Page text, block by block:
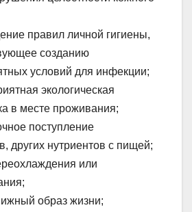
правил личной гигиены,
созданию
условий для инфекции;
экологическая
в месте проживания;
поступление
других нутриентов с пищей;
или
образ жизни;